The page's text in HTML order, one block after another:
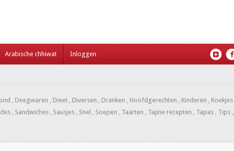
Arabische chhiwat Inloggen
, Deegwaren , Dieet , Diversen , Dranken , Hoofdgerechten , Kinderen , Koekjes
, Sandwiches , Sausjes , Snel , Soepen , Taarten , Tajine recepten , Tapas , Tips ,